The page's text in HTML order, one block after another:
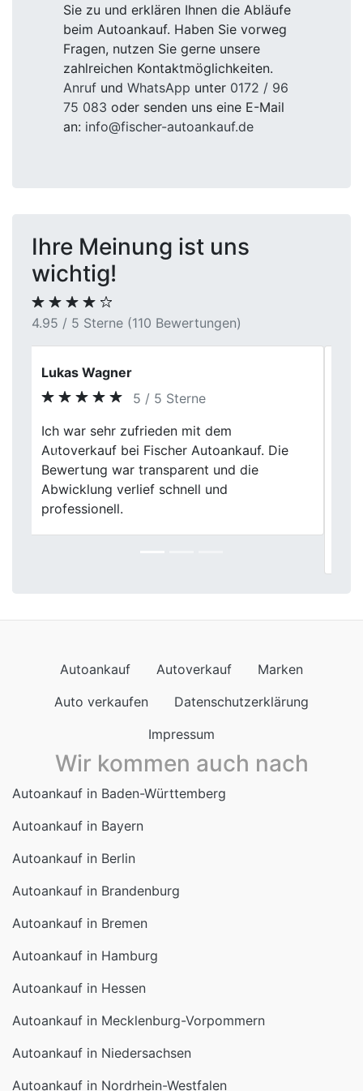
Sie zu und erklären Ihnen die Abläufe
beim Autoankauf. Haben Sie vorweg
Fragen, nutzen Sie gerne unsere
zahlreichen Kontaktmöglichkeiten.
Anruf und WhatsApp unter 0172 / 96
75 083 oder senden uns eine E-Mail
an: info@fischer-autoankauf.de
Ihre Meinung ist uns
wichtig!
4.95 / 5 Sterne (110 Bewertungen)
Pawel
5 / 5 Sterne
Danke, Fischer! Der Verkauf meines
Gebrauchtwagens hätte nicht einfacher
sein können. Das Team war
zuvorkommend und die Abwicklung
problemlos. Ich bin mit dem Ergebnis mehr
Previous
Autoankauf Autoverkauf
Marken
Auto verkaufen
Datenschutzerklärung
Impressum
Wir kommen auch nach
Autoankauf in Baden-Württemberg
Autoankauf in Bayern
Autoankauf in Berlin
Autoankauf in Brandenburg
Autoankauf in Bremen
Autoankauf in Hamburg
Autoankauf in Hessen
Autoankauf in Mecklenburg-Vorpommern
Autoankauf in Niedersachsen
Autoankauf in Nordrhein-Westfalen